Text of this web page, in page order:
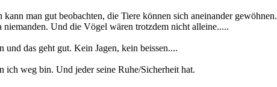
man gut beobachten, die Tiere können sich aneinander gewöhnen.
Und die Vögel wären trotzdem nicht alleine.....
das geht gut. Kein Jagen, kein beissen....
ich weg bin. Und jeder seine Ruhe/Sicherheit hat.